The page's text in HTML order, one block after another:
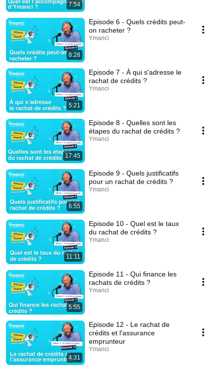
7:54
8:28
Episode 6 - Quels crédits peut-
on racheter ?
Ymanci
5:21
Episode 7 - À qui s'adresse le
rachat de crédits ?
Ymanci
17:45
Episode 8 - Quelles sont les
étapes du rachat de crédits ?
Ymanci
6:55
Episode 9 - Quels justificatifs
pour un rachat de crédits ?
Ymanci
11:11
Episode 10 - Quel est le taux
du rachat de crédits ?
Ymanci
5:55
Episode 11 - Qui finance les
rachats de crédits ?
Ymanci
4:31
Episode 12 - Le rachat de
crédits et l'assurance
emprunteur
Ymanci